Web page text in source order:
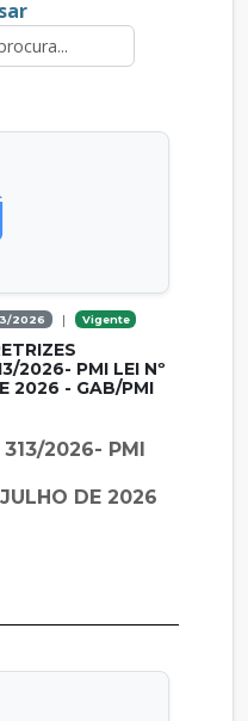
2026 | Vigente
2026- PMI LEI Nº
2026 - GAB/PMI
313/2026- PMI
DE 2026